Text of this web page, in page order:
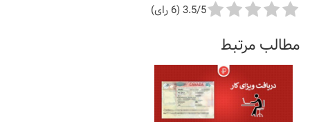
3.5/5 (6 رای)
مطالب مرتبط